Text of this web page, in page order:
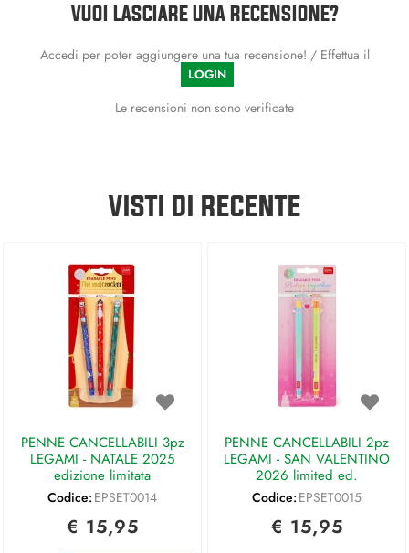
VUOI LASCIARE UNA RECENSIONE?
Accedi per poter aggiungere una tua recensione! / Effettua il
LOGIN
Le recensioni non sono verificate
VISTI DI RECENTE
PENNE CANCELLABILI 3pz
LEGAMI - NATALE 2025
edizione limitata
Codice: EPSET0014
€ 15,95
PENNE CANCELLABILI 2pz
LEGAMI - SAN VALENTINO
2026 limited ed.
Codice: EPSET0015
€ 15,95